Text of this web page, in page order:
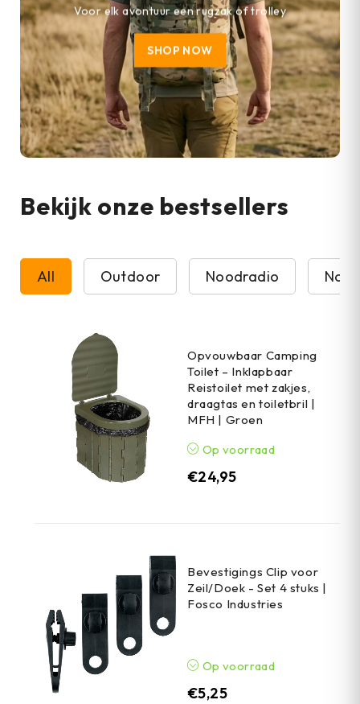
Voor elk avontuur een rugzak of trolley
SHOP NOW
Bekijk onze bestsellers
All Outdoor Noodradio
Opvouwbaar Camping
Toilet – Inklapbaar
Reistoilet met zakjes,
draagtas en toiletbril |
MFH | Groen
Op voorraad
€24,95
Bevestigings Clip voor
Zeil/Doek - Set 4 stuks |
Fosco Industries
Op voorraad
€5,25